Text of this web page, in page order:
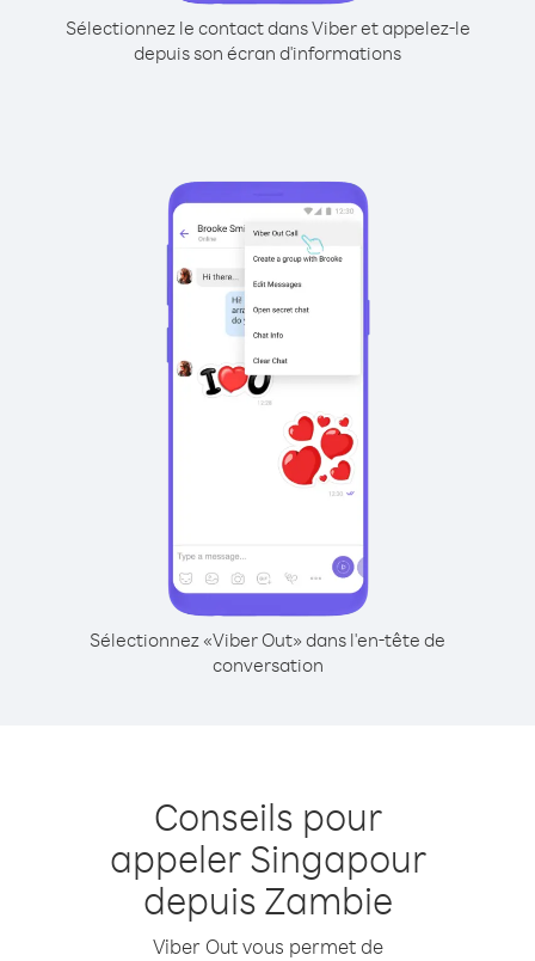
Sélectionnez le contact dans Viber et appelez-le
depuis son écran d'informations
Sélectionnez «Viber Out» dans l'en-tête de
conversation
Conseils pour
appeler Singapour
depuis Zambie
Viber Out vous permet de